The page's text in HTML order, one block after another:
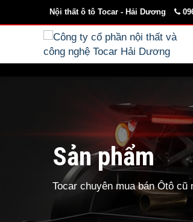
Nội thất ô tô Tocar - Hải Dương
Sản phẩm
Tocar chuyên mua bán Ôtô